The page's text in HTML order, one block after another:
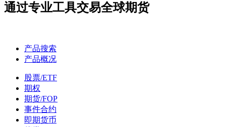
通过专业工具交易全球期货
产品搜索
产品概况
股票/ETF
期权
期货/FOP
事件合约
即期货币